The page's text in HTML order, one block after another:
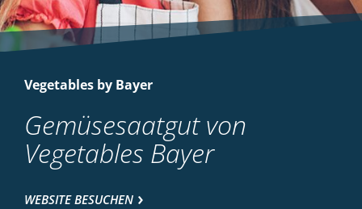
Vegetables by Bayer
Gemüsesaatgut von
Vegetables Bayer
WEBSITE BESUCHEN